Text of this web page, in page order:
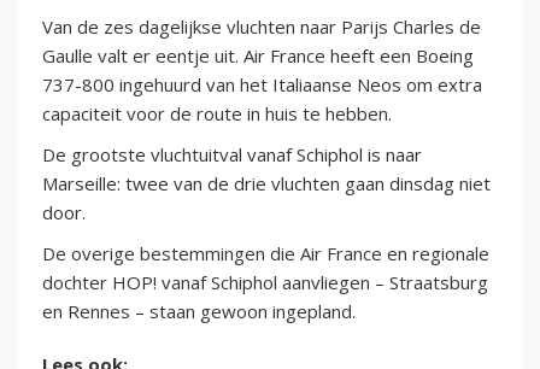
Van de zes dagelijkse vluchten naar Parijs Charles de
Gaulle valt er eentje uit. Air France heeft een Boeing
737-800 ingehuurd van het Italiaanse Neos om extra
capaciteit voor de route in huis te hebben.
De grootste vluchtuitval vanaf Schiphol is naar
Marseille: twee van de drie vluchten gaan dinsdag niet
door.
De overige bestemmingen die Air France en regionale
dochter HOP! vanaf Schiphol aanvliegen – Straatsburg
en Rennes – staan gewoon ingepland.